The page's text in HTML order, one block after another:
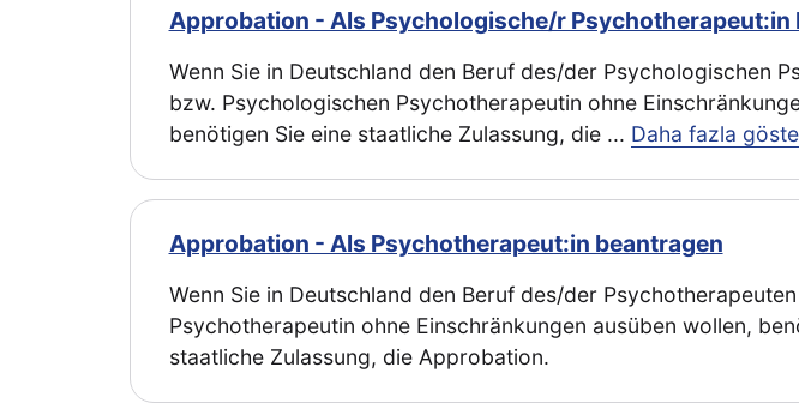
Approbation - Als Psychologische/r Psychotherapeut:in
Wenn Sie in Deutschland den Beruf des/der Psychologischen
bzw. Psychologischen Psychotherapeutin ohne
benötigen Sie eine staatliche Zulassung, die... Daha fazla
Approbation - Als Psychotherapeut:in beantragen
Wenn Sie in Deutschland den Beruf des/der
Psychotherapeutin ohne Einschränkungen ausüben wollen,
staatliche Zulassung, die Approbation.